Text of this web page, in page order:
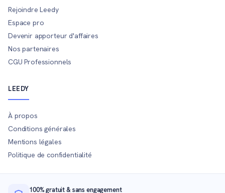
Rejoindre Leedy
Espace pro
Devenir apporteur d'affaires
Nos partenaires
CGU Professionnels
LEEDY
À propos
Conditions générales
Mentions légales
Politique de confidentialité
100% gratuit & sans engagement